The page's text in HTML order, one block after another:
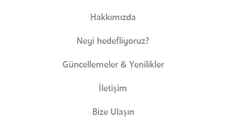
Hakkımızda
Neyi hedefliyoruz?
Güncellemeler & Yenilikler
İletişim
Bize Ulaşın